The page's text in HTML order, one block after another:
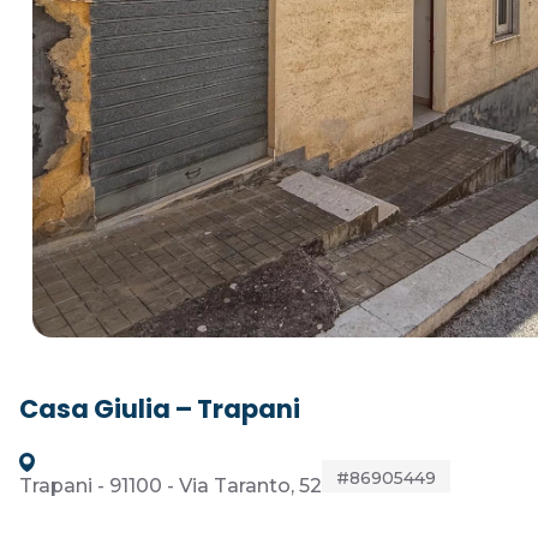
Casa Giulia – Trapani
Trapani - 91100 - Via Taranto, 52 #86905449